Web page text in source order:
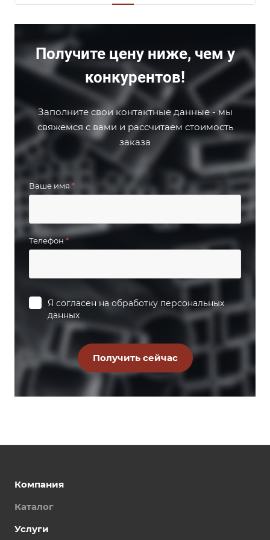
Получите цену ниже, чем у
конкурентов!
Заполните свои контактные данные - мы
свяжемся с вами и рассчитаем стоимость
заказа
Ваше имя *
Телефон*
Я согласен на обработку персональных
данных
Компания
Каталог
Услуги